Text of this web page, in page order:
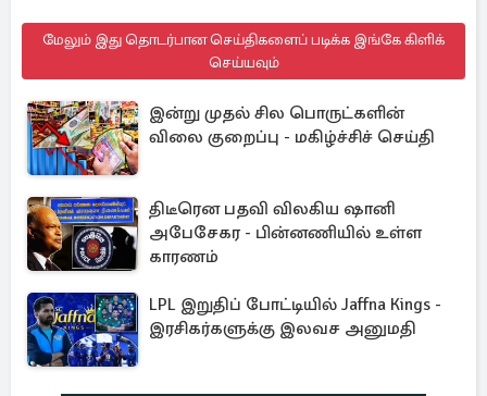
மேலும் இது தொடர்பான செய்திகளைப் படிக்க இங்கே கிளிக்
செய்யவும்
இன்று முதல் சில பொருட்களின்
விலை குறைப்பு - மகிழ்ச்சிச் செய்தி
திடீரென பதவி விலகிய ஷானி
அபேசேகர - பின்னணியில் உள்ள
காரணம்
LPL இறுதிப் போட்டியில் Jaffna Kings -
இரசிகர்களுக்கு இலவச அனுமதி